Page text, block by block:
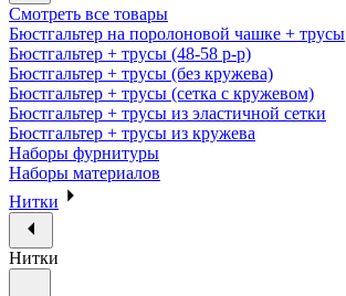
Смотреть все товары
Бюстгальтер на поролоновой чашке + трусы
Бюстгальтер + трусы (48-58 р-р)
Бюстгальтер + трусы (без кружева)
Бюстгальтер + трусы (сетка с кружевом)
Бюстгальтер + трусы из эластичной сетки
Бюстгальтер + трусы из кружева
Наборы фурнитуры
Наборы материалов
Нитки
Нитки